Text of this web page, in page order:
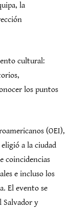
la
cultural:
los puntos
(OEI),
a la ciudad
coincidencias
e incluso los
El evento se
Salvador y